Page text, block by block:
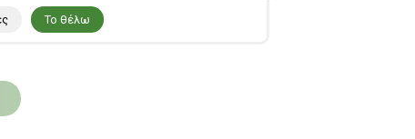
Το θέλω